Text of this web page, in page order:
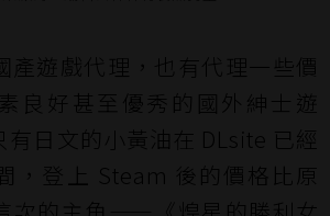
產遊戲代理，也有代理一些價
良好甚至優秀的國外紳士遊
日文的小黃油在 DLsite 已經
，登上 Steam 後的價格比原